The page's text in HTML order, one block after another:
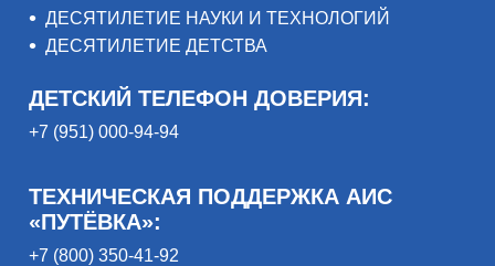
ДЕСЯТИЛЕТИЕ НАУКИ И ТЕХНОЛОГИЙ
ДЕСЯТИЛЕТИЕ ДЕТСТВА
ДЕТСКИЙ ТЕЛЕФОН ДОВЕРИЯ:
+7 (951) 000-94-94
ТЕХНИЧЕСКАЯ ПОДДЕРЖКА АИС
«ПУТЁВКА»:
+7 (800) 350-41-92